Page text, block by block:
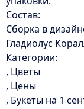
Состав:
Сборка в
Гладиолус
Категории:
, Цветы
, Цены
, Букеты на 1